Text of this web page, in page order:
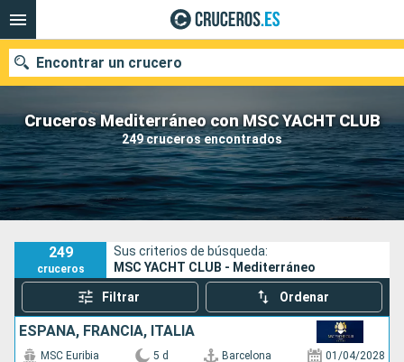
Cruceros Mediterráneo con MSC YACHT CLUB
249 cruceros encontrados
Encontrar un crucero
Nuestros destinos
Fecha de salida
Puertos
Buscar
249
cruceros
Sus criterios de búsqueda:
MSC YACHT CLUB - Mediterráneo
Filtrar Ordenar
ESPAÑA, FRANCIA, ITALIA
MSC Euribia 5 d Barcelona 01/04/2028